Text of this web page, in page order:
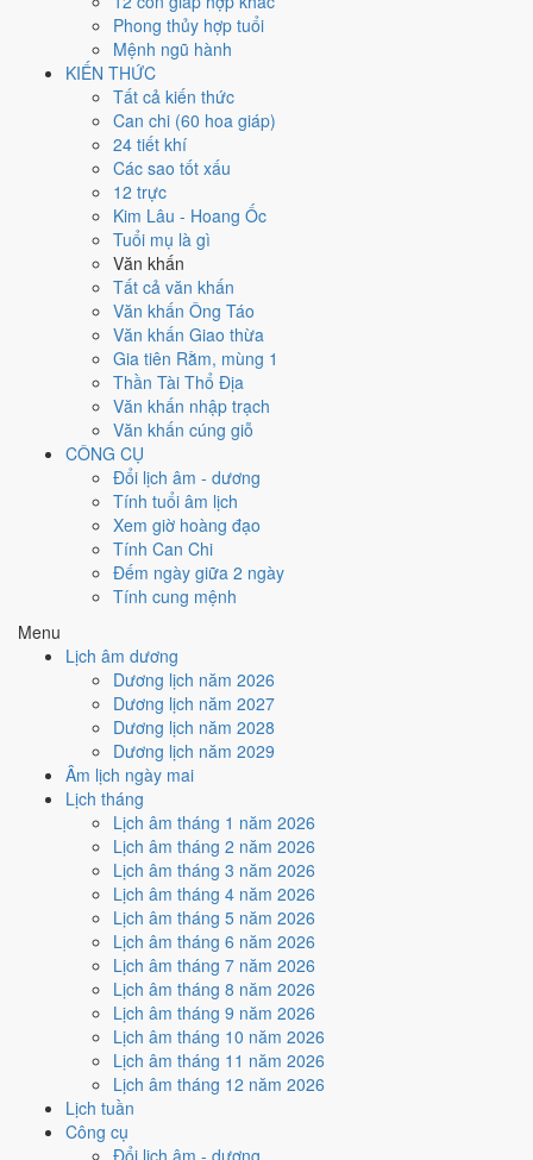
Phong thủy hợp tuổi
Mệnh ngũ hành
KIẾN THỨC
Tất cả kiến thức
Can chi (60 hoa giáp)
24 tiết khí
Các sao tốt xấu
12 trực
Kim Lâu - Hoang Ốc
Tuổi mụ là gì
Văn khấn
Tất cả văn khấn
Văn khấn Ông Táo
Văn khấn Giao thừa
Gia tiên Rằm, mùng 1
Thần Tài Thổ Địa
Văn khấn nhập trạch
Văn khấn cúng giỗ
CÔNG CỤ
Đổi lịch âm - dương
Tính tuổi âm lịch
Xem giờ hoàng đạo
Tính Can Chi
Đếm ngày giữa 2 ngày
Tính cung mệnh
Menu
Lịch âm dương
Dương lịch năm 2026
Dương lịch năm 2027
Dương lịch năm 2028
Dương lịch năm 2029
Âm lịch ngày mai
Lịch tháng
Lịch âm tháng 1 năm 2026
Lịch âm tháng 2 năm 2026
Lịch âm tháng 3 năm 2026
Lịch âm tháng 4 năm 2026
Lịch âm tháng 5 năm 2026
Lịch âm tháng 6 năm 2026
Lịch âm tháng 7 năm 2026
Lịch âm tháng 8 năm 2026
Lịch âm tháng 9 năm 2026
Lịch âm tháng 10 năm 2026
Lịch âm tháng 11 năm 2026
Lịch âm tháng 12 năm 2026
Lịch tuần
Công cụ
Đổi lịch âm - dương
Dậu, Sửu, Thân hợp ngày; tuổi
Ngày 26/1/2027 tốt hay xấu cho
việc gì?
Ngày 26/1/2027 đạt7.0/10 trung bình cho 7 việc chính: cao nhất là
Đính hôn - dạm ngõ (9/10)
Trực Định (ngày yên ổn, vững chắc) và gặp Sao Ngọc Đường hoàng
đạo nên điểm từng việc chênh nhau như bảng dưới.
Cưới hỏi - đính hôn
Rất tốt
Cưới hỏi - đính hôn hôm nay ở
Định và Ngày Hoàng Đạo, nhưng Sao Chủy kéo giảm điểm.
Cách tính ngày tốt
Khai trương - mở cửa hàng
Tốt
Khai trương - mở cửa hàng hôm nay ở
Ngày Hoàng Đạo.
Cách tính ngày tốt
Ký hợp đồng - giao ước
Rất tốt
Ký hợp đồng - giao ước hôm nay ở
Trực Định và Ngày Hoàng Đạo
Cách tính ngày tốt
🏗️
Động thổ - khởi công
Tốt
Động thổ - khởi công hôm nay ở
Hoàng Đạo.
Cách tính ngày tốt
🏡 Nhập trạch - vào nhà mới
Rất tốt
Nhập trạch - vào nhà mới hôm nay ở
Trực Định và Ngày Hoàng Đạo
Cách tính ngày tốt
Mua xe - tậu xe
Tốt
Mua xe - tậu xe hôm nay ởmức tốt (6/10)
Hoàng Đạo.
Cách tính ngày tốt
Xuất hành - đi xa
Trung bình
Xuất hành - đi xa hôm nay ở
Ngày Hoàng Đạo